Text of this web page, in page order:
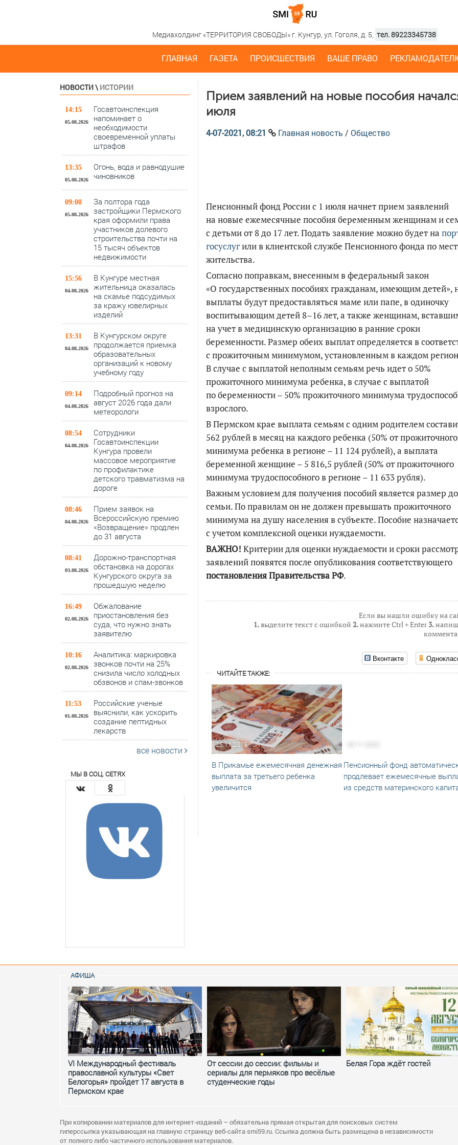
Медиахолдинг «ТЕРРИТОРИЯ СВОБОДЫ» г. Кунгур, ул. Гоголя, д. 5, тел. 89223345738
ГЛАВНАЯ ГАЗЕТА ПРОИСШЕСТВИЯ ВАШЕ ПРАВО
НОВОСТИ\ ИСТОРИИ
14:15
05.08.2026
Госавтоинспекция
напоминает о
необходимости
своевременной уплаты
штрафов
13:35
05.08.2026
Огонь, вода и равнодушие
чиновников
09:00
05.08.2026
За полтора года
застройщики Пермского
края оформили права
участников долевого
строительства почти на
15 тысяч объектов
недвижимости
15:56
04.08.2026
В Кунгуре местная
жительница оказалась
на скамье подсудимых
за кражу ювелирных
изделий
13:31
04.08.2026
В Кунгурском округе
продолжается приемка
образовательных
организаций к новому
учебному году
09:14
04.08.2026
Подробный прогноз на
август 2026 года дали
метеорологи
08:54
04.08.2026
Сотрудники
Госавтоинспекции
Кунгура провели
массовое мероприятие
по профилактике
детского травматизма на
дороге
08:46
04.08.2026
Прием заявок на
Всероссийскую премию
«Возвращение» продлен
до 31 августа
08:41
03.08.2026
Дорожно-транспортная
обстановка на дорогах
Кунгурского округа за
прошедшую неделю
16:49
02.08.2026
Обжалование
приостановления без
суда, что нужно знать
заявителю
10:16
02.08.2026
Аналитика: маркировка
звонков почти на 25%
снизила число холодных
обзвонов и спам-звонков
11:53
01.08.2026
Российские ученые
выяснили, как ускорить
создание пептидных
лекарств
все новости
МЫ В СОЦ. СЕТЯХ
Прием заявлений на новые пособия
июля
4-07-2021, 08:21 Главная новость / Общество
Пенсионный фонд России с 1 июля начнет прием заявлений
на новые ежемесячные пособия беременным женщинам и
с детьми от 8 до 17 лет. Подать заявление можно будет на
госуслугили в клиентской службе Пенсионного фонда по
жительства.
Согласно поправкам, внесенным в федеральный закон
«О государственных пособиях гражданам, имеющим детей»,
выплаты будут предоставляться маме или папе, в одиночку
воспитывающим детей 8–16 лет, а также женщинам,
на учет в медицинскую организацию в ранние сроки
беременности. Размер обеих выплат определяется в
с прожиточным минимумом, установленным в каждом
В случае с выплатой неполным семьям речь идет о 50%
прожиточного минимума ребенка, в случае с выплатой
по беременности – 50% прожиточного минимума
взрослого.
В Пермском крае выплата семьям с одним родителем
562 рублей в месяц на каждого ребенка (50% от прожиточного
минимума ребенка в регионе – 11 124 рублей), а выплата
беременной женщине – 5 816,5 рублей (50% от прожиточного
минимума трудоспособного в регионе – 11 633 рубля).
Важным условием для получения пособий является размер
семьи. По правилам он не должен превышать прожиточного
минимума на душу населения в субъекте. Пособие
с учетом комплексной оценки нуждаемости.
ВАЖНО! Критерии для оценки нуждаемости и сроки
заявлений появятся после опубликования соответствующего
постановления Правительства РФ.
Если вы нашли ошибку на
1.выделите текст с ошибкой 2.нажмите Ctrl + Enter3.
Вконтакте
ЧИТАЙТЕ ТАКЖЕ:
25.11.2019
В Прикамье ежемесячная денежная
выплата за третьего ребенка
увеличится
05.11.2020
Пенсионный фонд
продлевает ежемесячные
из средств материнского
АФИША
VI Международный фестиваль
православной культуры «Свет
Белогорья» пройдет 17 августа в
Пермском крае
От сессии до сессии: фильмы и
сериалы для пермяков про весёлые
студенческие годы
Белая Гора ждёт гостей
При копировании материалов для интернет-изданий – обязательна прямая открытая для поисковых систем
гиперссылка указывающая на главную страницу веб-сайта smi59.ru. Ссылка должна быть размещена в независимости
от полного либо частичного использования материалов.